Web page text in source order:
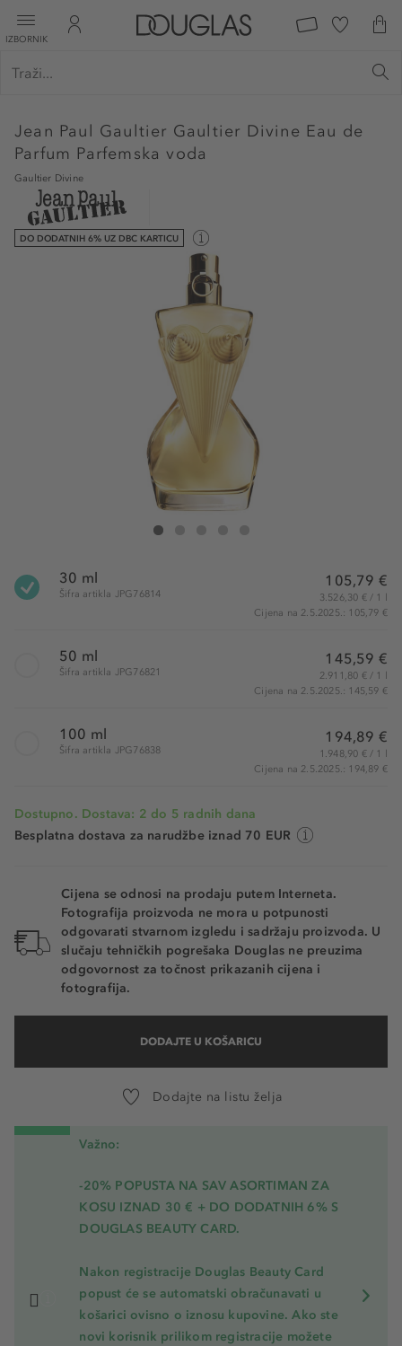
IZBORNIK
Jean Paul Gaultier Gaultier Divine Eau de
Parfum Parfemska voda
Gaultier Divine
DO DODATNIH 6% UZ DBC KARTICU
Jean Paul Gaultier Gaultier Divine Eau de Parfum
30 ml
Šifra artikla JPG76814
105,79 €
3.526,30 € / 1 l
Cijena na 2.5.2025.: 105,79 €
50 ml
Šifra artikla JPG76821
145,59 €
2.911,80 € / 1 l
Cijena na 2.5.2025.: 145,59 €
100 ml
Šifra artikla JPG76838
194,89 €
1.948,90 € / 1 l
Cijena na 2.5.2025.: 194,89 €
Dostupno. Dostava: 2 do 5 radnih dana
Besplatna dostava za narudžbe iznad 70 EUR
Cijena se odnosi na prodaju putem Interneta.
Fotografija proizvoda ne mora u potpunosti
odgovarati stvarnom izgledu i sadržaju proizvoda. U
slučaju tehničkih pogrešaka Douglas ne preuzima
odgovornost za točnost prikazanih cijena i
fotografija.
DODAJTE U KOŠARICU
Dodajte na listu želja
Važno:
-20% POPUSTA NA SAV ASORTIMAN ZA
KOSU IZNAD 30 € + DO DODATNIH 6% S
DOUGLAS BEAUTY CARD.
Nakon registracije Douglas Beauty Card
popust će se automatski obračunavati u
košarici ovisno o iznosu kupovine. Ako ste
novi korisnik prilikom registracije možete